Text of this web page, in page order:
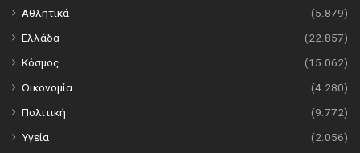
Αθλητικά
(5.879)
Ελλάδα
(22.857)
Κόσμος
(15.062)
Οικονομία
(4.280)
Πολιτική
(9.772)
Υγεία
(2.056)